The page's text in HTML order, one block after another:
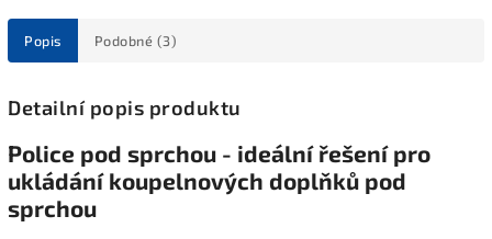
Popis Podobné (3)
Detailní popis produktu
Police pod sprchou - ideální řešení pro
ukládání koupelnových doplňků pod
sprchou